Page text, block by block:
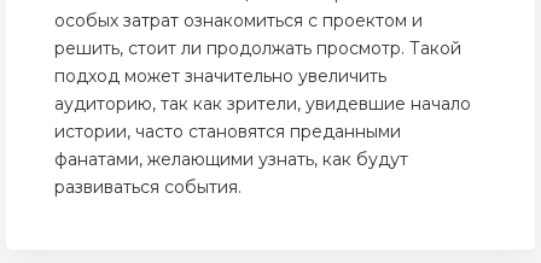
особых затрат ознакомиться с проектом и
решить, стоит ли продолжать просмотр. Такой
подход может значительно увеличить
аудиторию, так как зрители, увидевшие начало
истории, часто становятся преданными
фанатами, желающими узнать, как будут
развиваться события.